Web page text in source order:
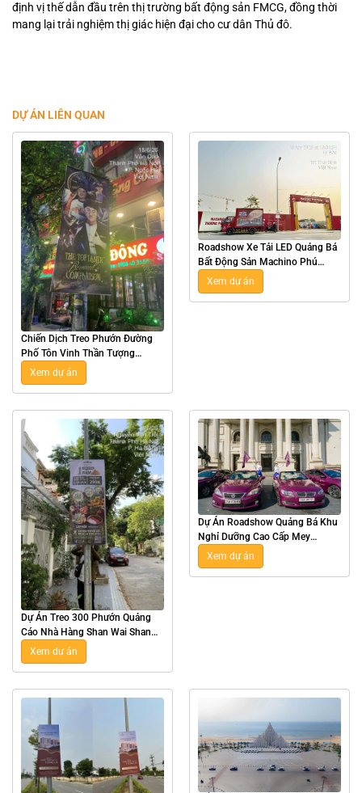
định vị thế dẫn đầu trên thị trường bất động sản FMCG, đồng thời
mang lại trải nghiệm thị giác hiện đại cho cư dân Thủ đô.
DỰ ÁN LIÊN QUAN
Chiến Dịch Treo Phướn Đường
Phố Tôn Vinh Thần Tượng
Esports Zeus Tại Hà Nội
Xem dự án
Roadshow Xe Tải LED Quảng Bá
Bất Động Sản Machino Phú
Xuân Tại Thái Bình
Xem dự án
Dự Án Treo 300 Phướn Quảng
Cáo Nhà Hàng Shan Wai Shan
Hot Pot Tại Hà Nội
Xem dự án
Dự Án Roadshow Quảng Bá Khu
Nghỉ Dưỡng Cao Cấp Mey
Retreat Bãi Lữ Tại Nghệ An
Xem dự án